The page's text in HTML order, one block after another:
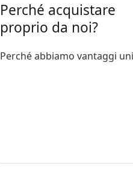
Perché acquistare
proprio da noi?
Perché abbiamo vantaggi